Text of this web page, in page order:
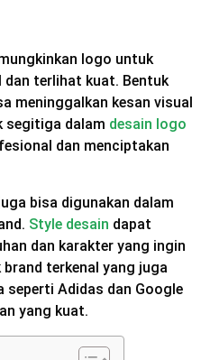
logo untuk
terlihat kuat. Bentuk
meninggalkan kesan visual
segitiga dalam desain logo
dan menciptakan
bisa digunakan dalam
Style desain dapat
dan karakter yang ingin
terkenal yang juga
seperti Adidas dan Google
yang kuat.